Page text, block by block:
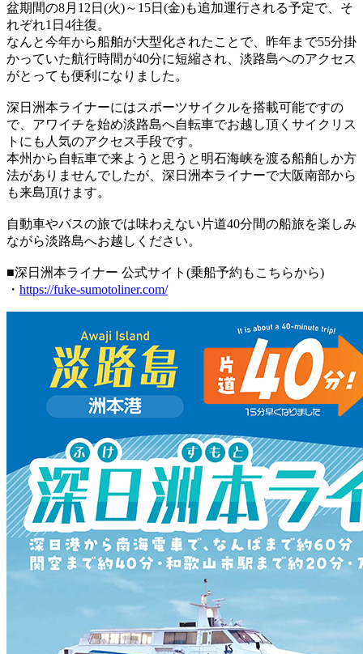
盆期間の8月12日(火)～15日(金)も追加運行される予定で、そ
れぞれ1日4往復。
なんと今年から船舶が大型化されたことで、昨年まで55分掛
かっていた航行時間が40分に短縮され、淡路島へのアクセス
がとっても便利になりました。
深日洲本ライナーにはスポーツサイクルを搭載可能ですの
で、アワイチを始め淡路島へ自転車でお越し頂くサイクリス
トにも人気のアクセス手段です。
本州から自転車で来ようと思うと明石海峡を渡る船舶しか方
法がありませんでしたが、深日洲本ライナーで大阪南部から
も来島頂けます。
自動車やバスの旅では味わえない片道40分間の船旅を楽しみ
ながら淡路島へお越しください。
■深日洲本ライナー 公式サイト(乗船予約もこちらから)
・ https://fuke-sumotoliner.com/